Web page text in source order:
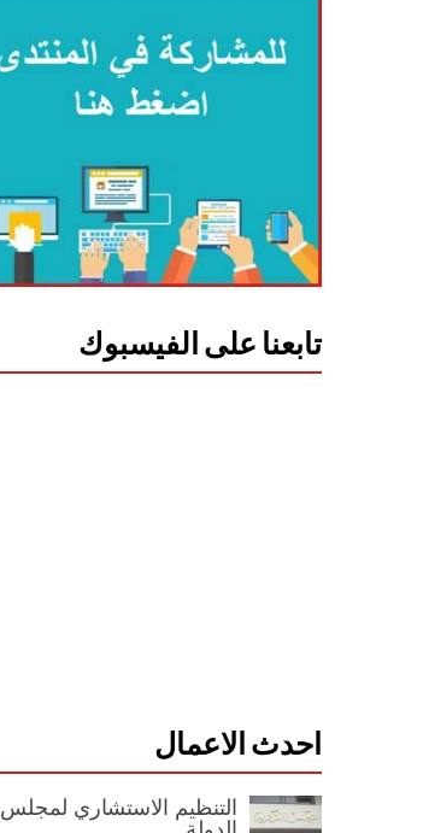
تابعنا على الفيسبوك
احدث الاعمال
التنظيم الاستشاري لمجلس